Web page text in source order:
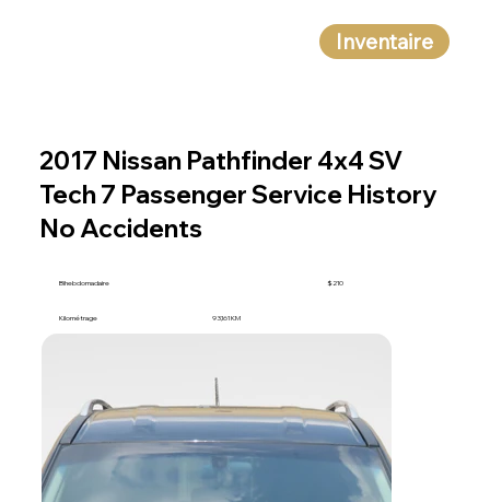
Inventaire
Bihebdomadaire $210
Kilométrage 93,161 KM
2017 Nissan Pathfinder 4x4 SV
Tech 7 Passenger Service History
No Accidents